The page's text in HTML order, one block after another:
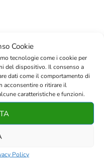
Cookie
tecnologie come i cookie per
del dispositivo. Il consenso a
dati come il comportamento di
acconsentire o ritirare il
caratteristiche e funzioni.
Policy
fonde la sacralità della
dal carattere forte e
è composto daperle di
texture porosa e
alla
agli inserti inematitedai
metallo
una solidità